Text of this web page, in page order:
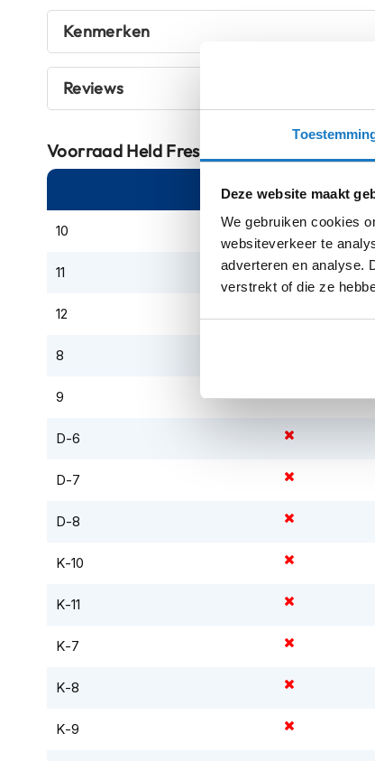
Deze website maakt
We gebruiken cookies
websiteverkeer te
adverteren en analyse.
verstrekt of die ze
houder
kapstok
Motorkleding
Heren
motorjassen
Dames
motorjassen
Doorwaai
Waterdichte
motorjassen
motorjassen
Gore-
motorjassen
Heren
motorbroeken
motorbroeken
Waterdichte
zomerhandschoen, dan is deHeld Fresco II
Kenmerken
Reviews
Voorraad Held Fresco II Touring Gloves
Online
10
11
12
8
9
D-6
D-7
D-8
K-10
K-11
K-7
K-8
K-9